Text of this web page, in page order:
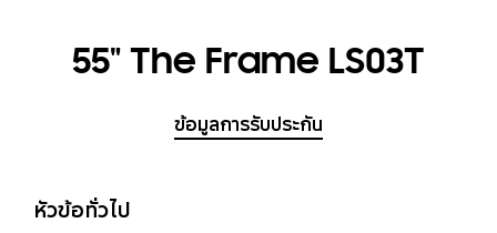
55" The Frame LS03T
ข้อมูลการรับประกัน
หัวข้อทั่วไป